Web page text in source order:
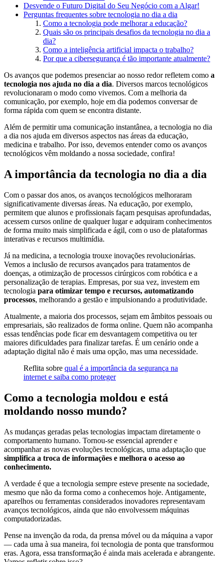
Desvende o Futuro Digital do Seu Negócio com a Algar!
Perguntas frequentes sobre tecnologia no dia a dia
Como a tecnologia pode melhorar a educação?
Quais são os principais desafios da tecnologia no dia a
dia?
Como a inteligência artificial impacta o trabalho?
Por que a cibersegurança é tão importante atualmente?
Os avanços que podemos presenciar ao nosso redor refletem como a
tecnologia nos ajuda no dia a dia. Diversos marcos tecnológicos
revolucionaram o modo como vivemos. Com a melhoria da
comunicação, por exemplo, hoje em dia podemos conversar de
forma rápida com quem se encontra distante.
Além de permitir uma comunicação instantânea, a tecnologia no dia
a dia nos ajuda em diversos aspectos nas áreas da educação,
medicina e trabalho. Por isso, devemos entender como os avanços
tecnológicos vêm moldando a nossa sociedade, confira!
A importância da tecnologia no dia a dia
Com o passar dos anos, os avanços tecnológicos melhoraram
significativamente diversas áreas. Na educação, por exemplo,
permitem que alunos e profissionais façam pesquisas aprofundadas,
acessem cursos online de qualquer lugar e adquiram conhecimentos
de forma muito mais simplificada e ágil, com o uso de plataformas
interativas e recursos multimídia.
Já na medicina, a tecnologia trouxe inovações revolucionárias.
Vemos a inclusão de recursos avançados para tratamentos de
doenças, a otimização de processos cirúrgicos com robótica e a
personalização de terapias. Empresas, por sua vez, investem em
tecnologia para otimizar tempo e recursos, automatizando
processos, melhorando a gestão e impulsionando a produtividade.
Atualmente, a maioria dos processos, sejam em âmbitos pessoais ou
empresariais, são realizados de forma online. Quem não acompanha
essas tendências pode ficar em desvantagem competitiva ou ter
maiores dificuldades para finalizar tarefas. É um cenário onde a
adaptação digital não é mais uma opção, mas uma necessidade.
Reflita sobre qual é a importância da segurança na
internet e saiba como proteger
Como a tecnologia moldou e está
moldando nosso mundo?
As mudanças geradas pelas tecnologias impactam diretamente o
comportamento humano. Tornou-se essencial aprender e
acompanhar as novas evoluções tecnológicas, uma adaptação que
simplifica a troca de informações e melhora o acesso ao
conhecimento.
A verdade é que a tecnologia sempre esteve presente na sociedade,
mesmo que não da forma como a conhecemos hoje. Antigamente,
aparelhos ou ferramentas considerados inovadores representavam
avanços tecnológicos, ainda que não envolvessem máquinas
computadorizadas.
Pense na invenção da roda, da prensa móvel ou da máquina a vapor
— cada uma à sua maneira, foi tecnologia de ponta que transformou
eras. Agora, essa transformação é ainda mais acelerada e abrangente.